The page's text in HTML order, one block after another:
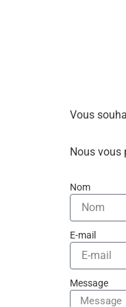
Vous
Nous vous
Nom
E-mail
Message